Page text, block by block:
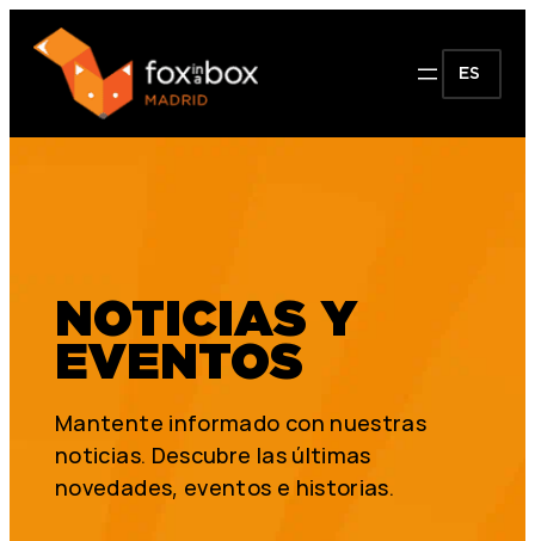
ES
NOTICIAS Y
EVENTOS
Mantente informado con nuestras
noticias. Descubre las últimas
novedades, eventos e historias.